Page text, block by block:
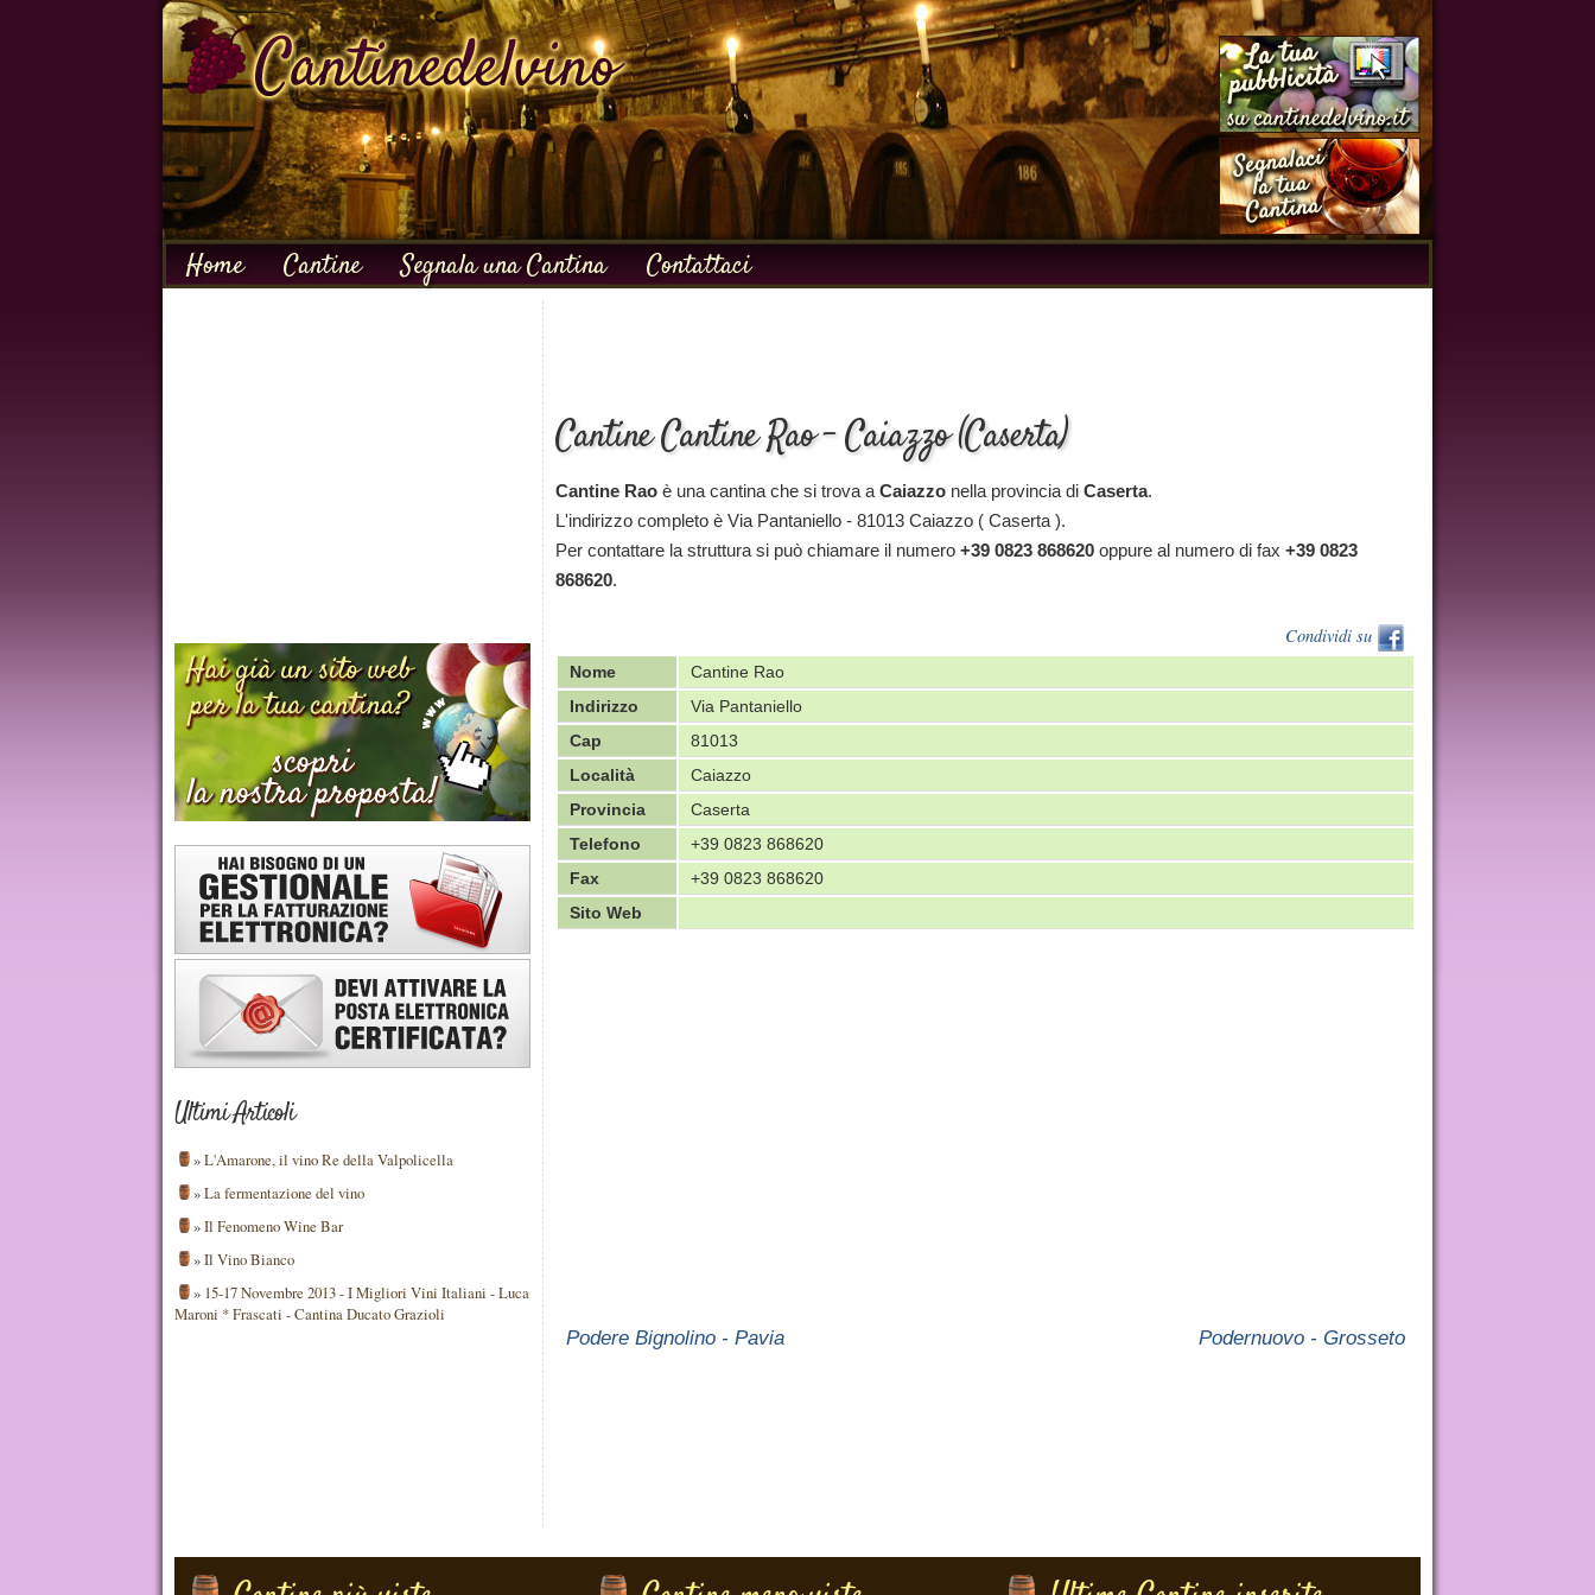
Home Cantine Segnala una Cantina Contattaci
Ultimi Articoli
»L'Amarone, il vino Re della Valpolicella
»La fermentazione del vino
»Il Fenomeno Wine Bar
»Il Vino Bianco
» 15-17 Novembre 2013 - I Migliori Vini Italiani - Luca
Maroni * Frascati - Cantina Ducato Grazioli
Cantine Cantine Rao - Caiazzo (Caserta)
Cantine Rao è una cantina che si trova a Caiazzo nella provincia di Caserta.
L'indirizzo completo è Via Pantaniello - 81013 Caiazzo ( Caserta ).
Per contattare la struttura si può chiamare il numero +39 0823 868620 oppure al numero di fax +39 0823
868620.
Condividi su
Nome
Cantine Rao
Indirizzo
Via Pantaniello
Cap
81013
Località
Caiazzo
Provincia
Caserta
Telefono
+39 0823 868620
Fax
+39 0823 868620
Sito Web
Podere Bignolino - Pavia Podernuovo - Grosseto